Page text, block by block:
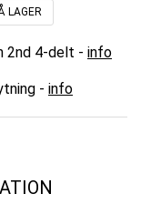
LAGER
2nd 4-delt - info
- info